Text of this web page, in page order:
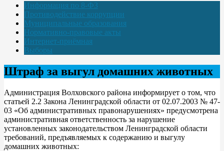
Информация по 8-ФЗ
Противодействие коррупции
Муниципальные образования
Нормативно-правовые акты
Интернет-приёмная
Выборы
Штраф за выгул домашних животных
Администрация Волховского района информирует о том, что
статьей 2.2 Закона Ленинградской области от 02.07.2003 № 47-
03 «Об административных правонарушениях» предусмотрена
административная ответственность за нарушение
установленных законодательством Ленинградской области
требований, предъявляемых к содержанию и выгулу
домашних животных: